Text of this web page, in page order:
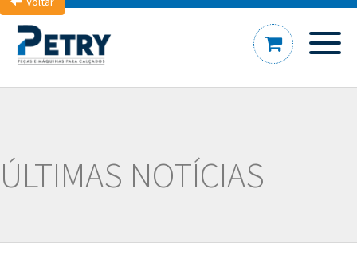
ÚLTIMAS NOTÍCIAS